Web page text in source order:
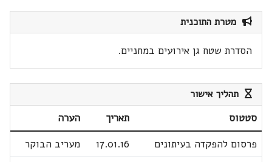
מטרת התוכנית
הסדרת שטח גן אירועים במחניים.
תהליך אישור
סטטוס תאריך
הערה
פרסום להפקדה בעיתונים
17.01.16
מעריב הבוקר